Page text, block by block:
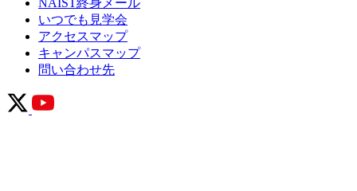
NAIST終身メール
いつでも見学会
アクセスマップ
キャンパスマップ
問い合わせ先